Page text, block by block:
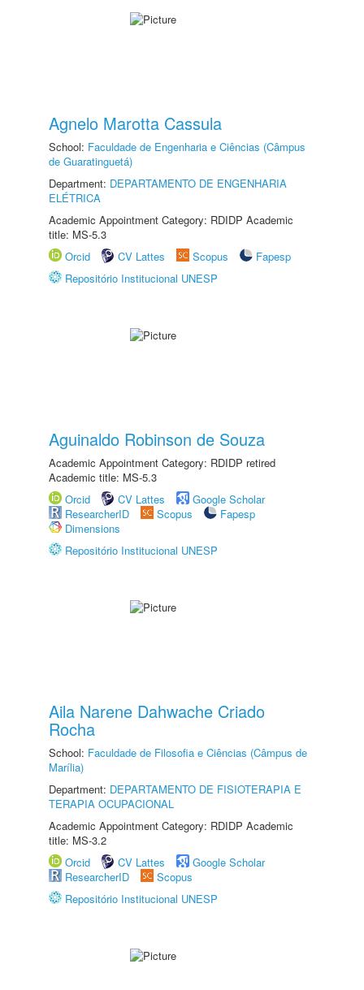
Agnelo Marotta Cassula
School: Faculdade de Engenharia e Ciências (Câmpus
de Guaratinguetá)
Department: DEPARTAMENTO DE ENGENHARIA
ELÉTRICA
Academic Appointment Category: RDIDP Academic
title: MS-5.3
Orcid
CV Lattes Scopus
Fapesp
Repositório Institucional UNESP
Aguinaldo Robinson de Souza
Academic Appointment Category: RDIDP retired
Academic title: MS-5.3
Orcid
CV Lattes
Google Scholar
ResearcherID
Scopus
Fapesp
Dimensions
Repositório Institucional UNESP
Aila Narene Dahwache Criado
Rocha
School: Faculdade de Filosofia e Ciências (Câmpus de
Marília)
Department: DEPARTAMENTO DE FISIOTERAPIA E
TERAPIA OCUPACIONAL
Academic Appointment Category: RDIDP Academic
title: MS-3.2
Orcid
CV Lattes
Google Scholar
ResearcherID
Scopus
Repositório Institucional UNESP